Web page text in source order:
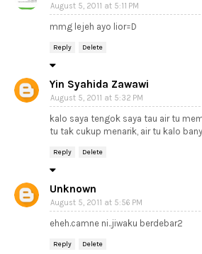
August 5, 2011 at 5:11 PM
mmg lejeh ayo lior=D
Reply Delete
Yin Syahida Zawawi
August 5, 2011 at 5:32 PM
kalo saya tengok saya tau air tu
tu tak cukup menarik, air tu kalo
Reply Delete
Unknown
August 5, 2011 at 5:56 PM
eheh.camne ni..jiwaku berdebar2
Reply Delete